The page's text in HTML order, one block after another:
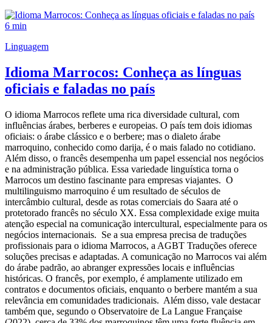
6 min
Linguagem
Idioma Marrocos: Conheça as línguas
oficiais e faladas no país
O idioma Marrocos reflete uma rica diversidade cultural, com
influências árabes, berberes e europeias. O país tem dois idiomas
oficiais: o árabe clássico e o berbere; mas o dialeto árabe
marroquino, conhecido como darija, é o mais falado no cotidiano.
Além disso, o francês desempenha um papel essencial nos negócios
e na administração pública. Essa variedade linguística torna o
Marrocos um destino fascinante para empresas viajantes. O
multilinguismo marroquino é um resultado de séculos de
intercâmbio cultural, desde as rotas comerciais do Saara até o
protetorado francês no século XX. Essa complexidade exige muita
atenção especial na comunicação intercultural, especialmente para os
negócios internacionais. Se a sua empresa precisa de traduções
profissionais para o idioma Marrocos, a AGBT Traduções oferece
soluções precisas e adaptadas. A comunicação no Marrocos vai além
do árabe padrão, ao abranger expressões locais e influências
históricas. O francês, por exemplo, é amplamente utilizado em
contratos e documentos oficiais, enquanto o berbere mantém a sua
relevância em comunidades tradicionais. Além disso, vale destacar
também que, segundo o Observatoire de La Langue Française